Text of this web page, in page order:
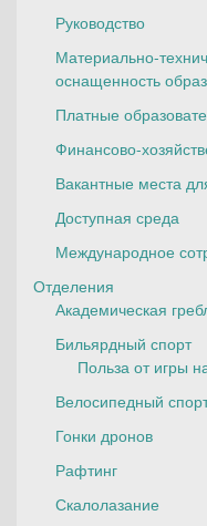
Руководство
Материально-
оснащенность
Платные
Финансово-
Вакантные места
Доступная среда
Международное
Отделения
Академическая
Бильярдный спорт
Польза от игры
Велосипедный
Гонки дронов
Рафтинг
Скалолазание